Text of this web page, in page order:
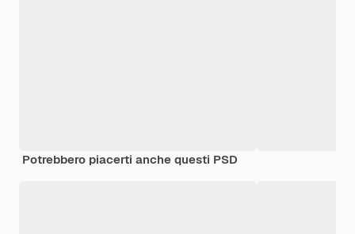
Potrebbero piacerti anche questi PSD